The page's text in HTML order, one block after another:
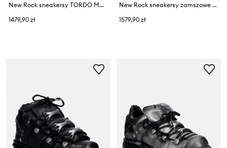
New Rock sneakersy TORDO MARRON, RECIPET NEGRO, TOWER NEGRO AC
1479,90 zł
New Rock sneakersy zamszowe NOBUCK ROJO, TOWER ROJO PALADIO
1579,90 zł